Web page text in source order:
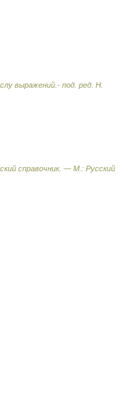
выражений.- под. ред. Н.
справочник. — М.: Русский